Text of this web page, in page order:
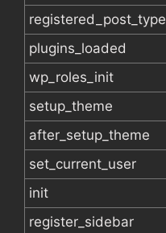
registered_post_type
plugins_loaded
wp_roles_init
setup_theme
after_setup_theme
set_current_user
init
register_sidebar